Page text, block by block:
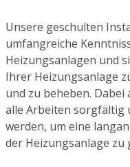
Unsere geschulten
umfangreiche
Heizungsanlagen und
Ihrer Heizungsanlage
und zu beheben.
alle Arbeiten sorgfältig
werden, um eine
der Heizungsanlage zu